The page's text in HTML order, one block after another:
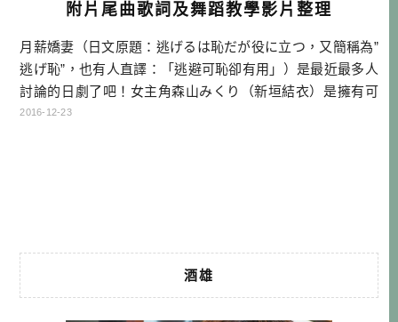
附片尾曲歌詞及舞蹈教學影片整理
月薪嬌妻（日文原題：逃げるは恥だが役に立つ，又簡稱為”
逃げ恥”，也有人直譯：「逃避可恥卻有用」）是最近最多人
討論的日劇了吧！女主角森山みくり（新垣結衣）是擁有可
愛的外表，內心卻很會分析，一切是以合理主義行事，也就
2016-12-23
酒雄